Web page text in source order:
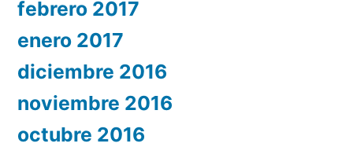
febrero 2017
enero 2017
diciembre 2016
noviembre 2016
octubre 2016